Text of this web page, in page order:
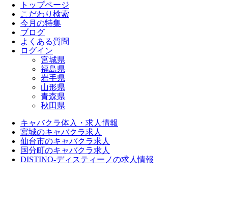
トップページ
こだわり検索
今月の特集
ブログ
よくある質問
ログイン
宮城県
福島県
岩手県
山形県
青森県
秋田県
キャバクラ体入・求人情報
宮城のキャバクラ求人
仙台市のキャバクラ求人
国分町のキャバクラ求人
DISTINO-ディスティーノの求人情報